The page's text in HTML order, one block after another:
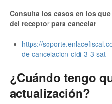
Consulta los casos en los que
del receptor para cancelar
https://
de-cancelacion-cfdi-3-3-sat
¿Cuándo tengo
actualización?